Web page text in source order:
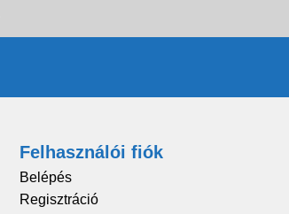
Felhasználói fiók
Belépés
Regisztráció